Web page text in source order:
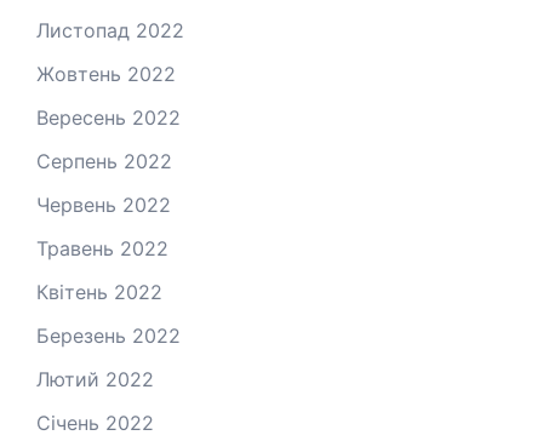
Листопад 2022
Жовтень 2022
Вересень 2022
Серпень 2022
Червень 2022
Травень 2022
Квітень 2022
Березень 2022
Лютий 2022
Січень 2022